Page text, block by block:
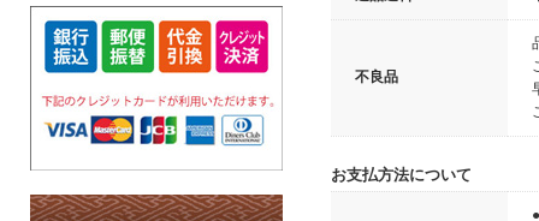
不良品
お支払方法について